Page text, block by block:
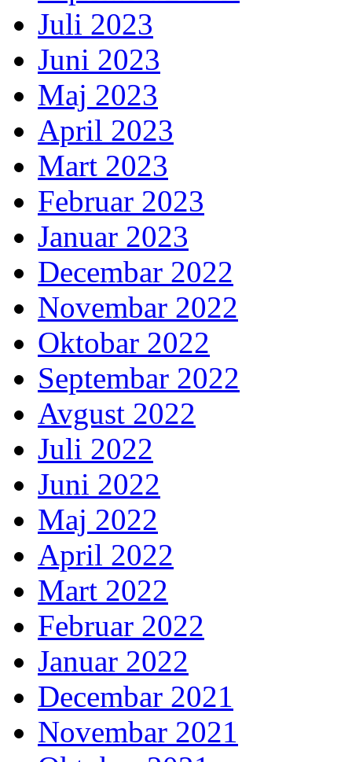
Juli 2023
Juni 2023
Maj 2023
April 2023
Mart 2023
Februar 2023
Januar 2023
Decembar 2022
Novembar 2022
Oktobar 2022
Septembar 2022
Avgust 2022
Juli 2022
Juni 2022
Maj 2022
April 2022
Mart 2022
Februar 2022
Januar 2022
Decembar 2021
Novembar 2021